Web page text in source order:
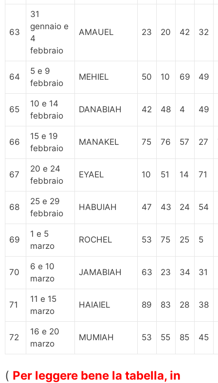
63
31
gennaio e
4
febbraio
AMAUEL 23 20 42 32
64
5 e 9
febbraio
MEHIEL 50 10 69 49
65
10 e 14
febbraio
DANABIAH 42 48 4 49
66
15 e 19
febbraio
MANAKEL 75 76 57 27
67
20 e 24
febbraio
EYAEL 10 51 14 71
68
25 e 29
febbraio
HABUIAH 47 43 24 54
69
1 e 5
marzo
ROCHEL 53 75 25 5
70
6 e 10
marzo
JAMABIAH 63 23 34 31
71
11 e 15
marzo
HAIAIEL 89 83 28 38
72
16 e 20
marzo
MUMIAH 53 55 85 45
( Per leggere bene la tabella, in